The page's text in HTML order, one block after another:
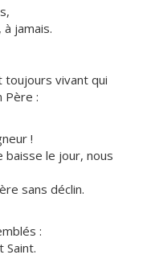
à jamais.
toujours vivant qui
Père :
!
baisse le jour, nous
sans déclin.
:
Saint.